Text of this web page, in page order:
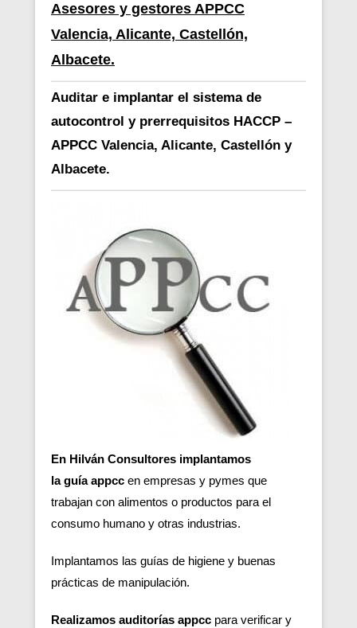
Asesores y gestores APPCC
Valencia, Alicante, Castellón,
Albacete.
Auditar e implantar el sistema de
autocontrol y prerrequisitos HACCP –
APPCC Valencia, Alicante, Castellón y
Albacete.
En Hilván Consultores implantamos
la guía appcc en empresas y pymes que
trabajan con alimentos o productos para el
consumo humano y otras industrias.
Implantamos las guías de higiene y buenas
prácticas de manipulación.
Realizamos auditorías appcc para verificar y